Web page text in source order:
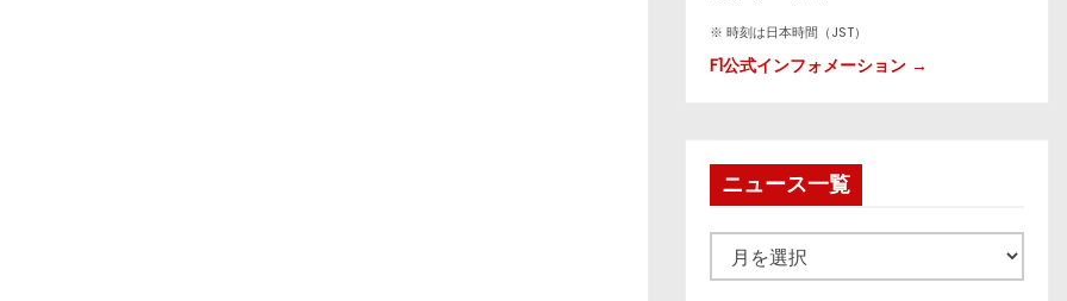
※ 時刻は日本時間（JST）
F1公式インフォメーション →
ニュース一覧
ュ